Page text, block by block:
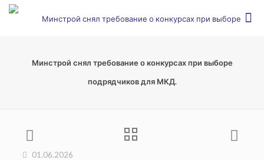
Минстрой снял требование о конкурсах при выборе
подрядчиков для МКД.
01.06.2026